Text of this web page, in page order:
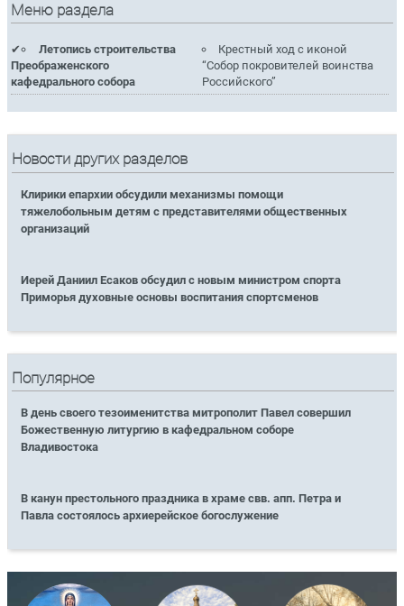
Меню раздела
Летопись строительства
Преображенского
кафедрального собора
Крестный ход с иконой
“Собор покровителей воинства
Российского”
Новости других разделов
Клирики епархии обсудили механизмы помощи
тяжелобольным детям с представителями общественных
организаций
Иерей Даниил Есаков обсудил с новым министром спорта
Приморья духовные основы воспитания спортсменов
Популярное
В день своего тезоименитства митрополит Павел совершил
Божественную литургию в кафедральном соборе
Владивостока
В канун престольного праздника в храме свв. апп. Петра и
Павла состоялось архиерейское богослужение